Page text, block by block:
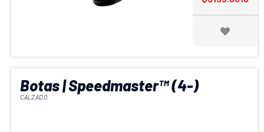
Botas | Speedmaster™ (4-)
CALZADO